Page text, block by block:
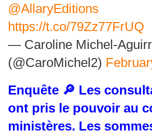
@AllaryEditions
https://t.co/79Zz77FrUQ
— Caroline Michel-
(@CaroMichel2)
Enquête 🔎 Les
ont pris le pouvoir au
ministères. Les